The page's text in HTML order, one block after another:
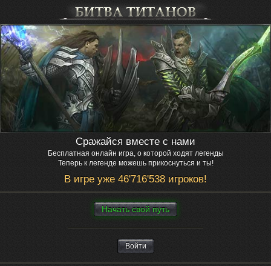
Сражайся вместе с нами
Бесплатная онлайн игра, о которой ходят легенды
Теперь к легенде можешь прикоснуться и ты!
В игре уже 46'716'538 игроков!
Нaчaть свой путь
Войти